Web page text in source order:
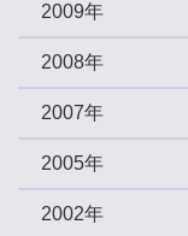
2009年
2008年
2007年
2005年
2002年